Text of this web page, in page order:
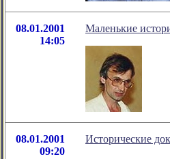
08.01.2001
14:05
Маленькие
08.01.2001
09:20
Исторические